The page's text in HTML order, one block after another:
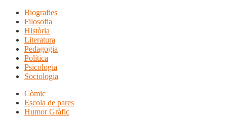
Biografies
Filosofia
Història
Literatura
Pedagogia
Política
Psicologia
Sociologia
Còmic
Escola de pares
Humor Gràfic